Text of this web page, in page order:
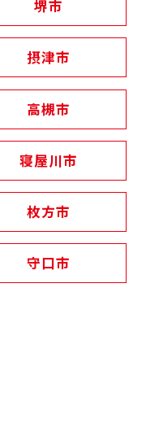
堺市
摂津市
高槻市
寝屋川市
枚方市
守口市